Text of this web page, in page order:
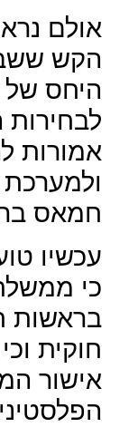
אולם
הקש
היחס
לבחירות
חמאס
עכשיו
כי
בראשות
חוקית
אישור